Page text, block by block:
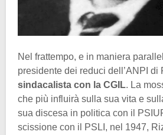
Nel frattempo, e in maniera
presidente dei reduci dell’ANPI di
sindacalista con la CGIL. La
che più influirà sulla sua vita e
sua discesa in politica con il
scissione con il PSLI, nel 1947,